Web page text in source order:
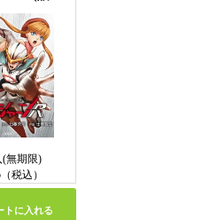
(無期限)
（税込）
トに入れる